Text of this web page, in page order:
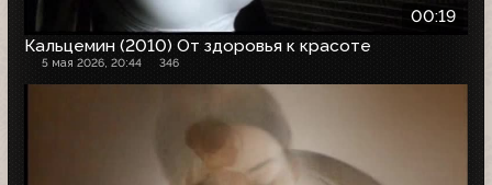
00:19
Кальцемин (2010) От здоровья к красоте
5 мая 2026, 20:44 346